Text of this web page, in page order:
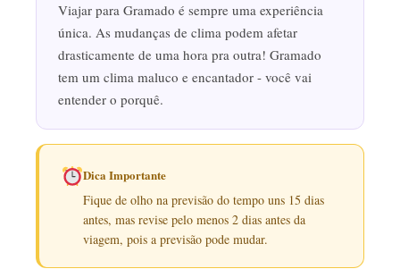
Viajar para Gramado é sempre uma experiência
única. As mudanças de clima podem afetar
drasticamente de uma hora pra outra! Gramado
tem um clima maluco e encantador - você vai
entender o porquê.
Dica Importante
Fique de olho na previsão do tempo uns 15 dias
antes, mas revise pelo menos 2 dias antes da
viagem, pois a previsão pode mudar.